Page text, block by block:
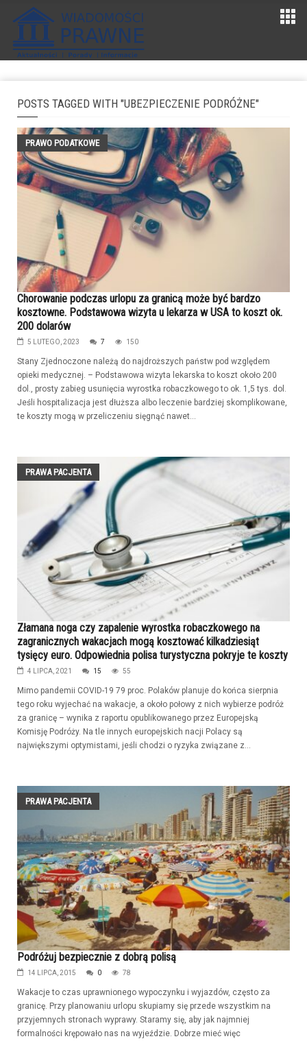
POSTS TAGGED WITH "UBEZPIECZENIE PODRÓŻNE"
PRAWO PODATKOWE
Chorowanie podczas urlopu za granicą może być bardzo
kosztowne. Podstawowa wizyta u lekarza w USA to koszt ok.
200 dolarów
5 LUTEGO, 2023 7 150
Stany Zjednoczone należą do najdroższych państw pod względem
opieki medycznej. – Podstawowa wizyta lekarska to koszt około 200
dol., prosty zabieg usunięcia wyrostka robaczkowego to ok. 1,5 tys. dol.
Jeśli hospitalizacja jest dłuższa albo leczenie bardziej skomplikowane,
te koszty mogą w przeliczeniu sięgnąć nawet...
PRAWA PACJENTA
Złamana noga czy zapalenie wyrostka robaczkowego na
zagranicznych wakacjach mogą kosztować kilkadziesiąt
tysięcy euro. Odpowiednia polisa turystyczna pokryje te koszty
4 LIPCA, 2021 15 55
Mimo pandemii COVID-19 79 proc. Polaków planuje do końca sierpnia
tego roku wyjechać na wakacje, a około połowy z nich wybierze podróż
za granicę – wynika z raportu opublikowanego przez Europejską
Komisję Podróży. Na tle innych europejskich nacji Polacy są
największymi optymistami, jeśli chodzi o ryzyka związane z...
PRAWA PACJENTA
Podróżuj bezpiecznie z dobrą polisą
14 LIPCA, 2015 0 78
Wakacje to czas uprawnionego wypoczynku i wyjazdów, często za
granicę. Przy planowaniu urlopu skupiamy się przede wszystkim na
przyjemnych stronach wyprawy. Staramy się, aby jak najmniej
formalności krępowało nas na wyjeździe. Dobrze mieć więc